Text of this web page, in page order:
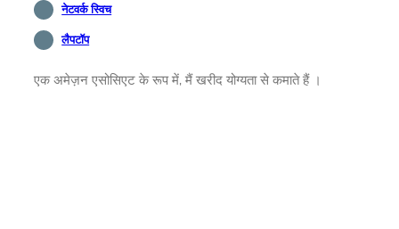
नेटवर्क स्विच
लैपटॉप
एक अमेज़न एसोसिएट के रूप में, मैं खरीद योग्यता से कमाते हैं ।